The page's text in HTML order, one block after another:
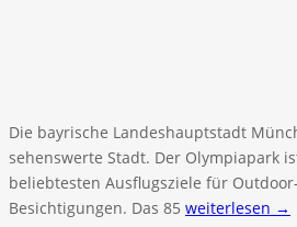
Die bayrische Landeshauptstadt
sehenswerte Stadt. Der Olympiapark
beliebtesten Ausflugsziele für
Besichtigungen. Das 85 weiterlesen →